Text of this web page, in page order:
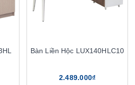
Bàn Liền Hộc LUX140HLC10
2.489.000₫